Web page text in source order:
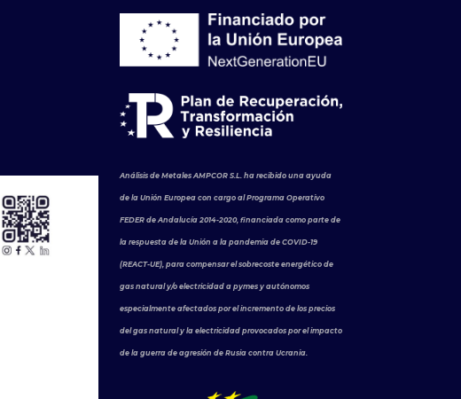
Análisis de Metales AMPCOR S.L. ha recibido una ayuda
de la Unión Europea con cargo al Programa Operativo
FEDER de Andalucía 2014-2020, financiada como parte de
la respuesta de la Unión a la pandemia de COVID-19
(REACT-UE), para compensar el sobrecoste energético de
gas natural y/o electricidad a pymes y autónomos
especialmente afectados por el incremento de los precios
del gas natural y la electricidad provocados por el impacto
de la guerra de agresión de Rusia contra Ucrania.